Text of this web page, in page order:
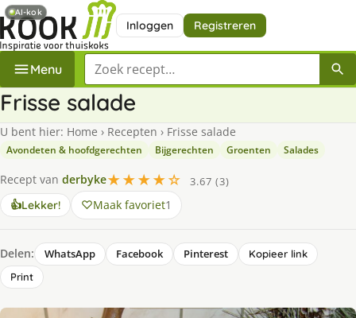
Inloggen Registreren
Menu Zoek een recept
Frisse salade
U bent hier: Home › Recepten › Frisse salade
Avondeten & hoofdgerechten Bijgerechten Groenten Salades
Recept van derbyke★★★★☆
3.67 (3)
👍Lekker! Maak favoriet1
Delen: WhatsApp Facebook Pinterest
Kopieer link
Print
AI-kok